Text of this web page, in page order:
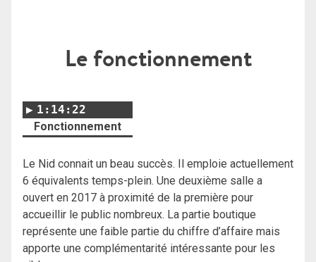
Le fonctionnement
1:14:22
Fonctionnement
Le Nid connait un beau succès. Il emploie actuellement
6 équivalents temps-plein. Une deuxième salle a
ouvert en 2017 à proximité de la première pour
accueillir le public nombreux. La partie boutique
représente une faible partie du chiffre d’affaire mais
apporte une complémentarité intéressante pour les